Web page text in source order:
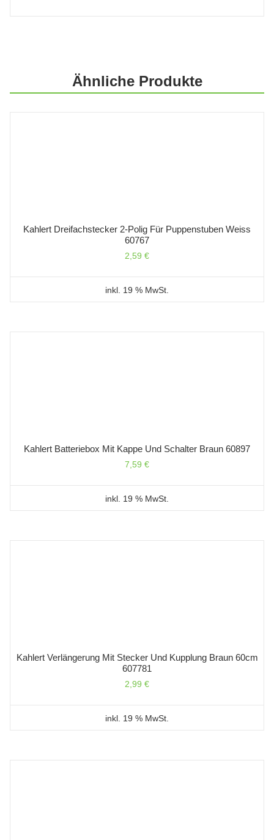
Ähnliche Produkte
Kahlert Dreifachstecker 2-Polig Für Puppenstuben Weiss
60767
2,59 €
inkl. 19 % MwSt.
Kahlert Batteriebox Mit Kappe Und Schalter Braun 60897
7,59 €
inkl. 19 % MwSt.
Kahlert Verlängerung Mit Stecker Und Kupplung Braun 60cm
607781
2,99 €
inkl. 19 % MwSt.